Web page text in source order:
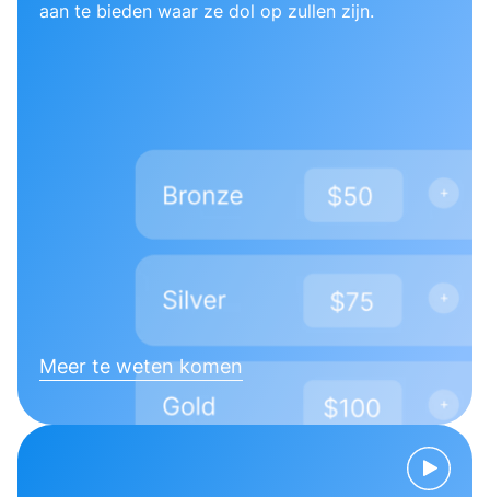
aan te bieden waar ze dol op zullen zijn.
Meer te weten komen